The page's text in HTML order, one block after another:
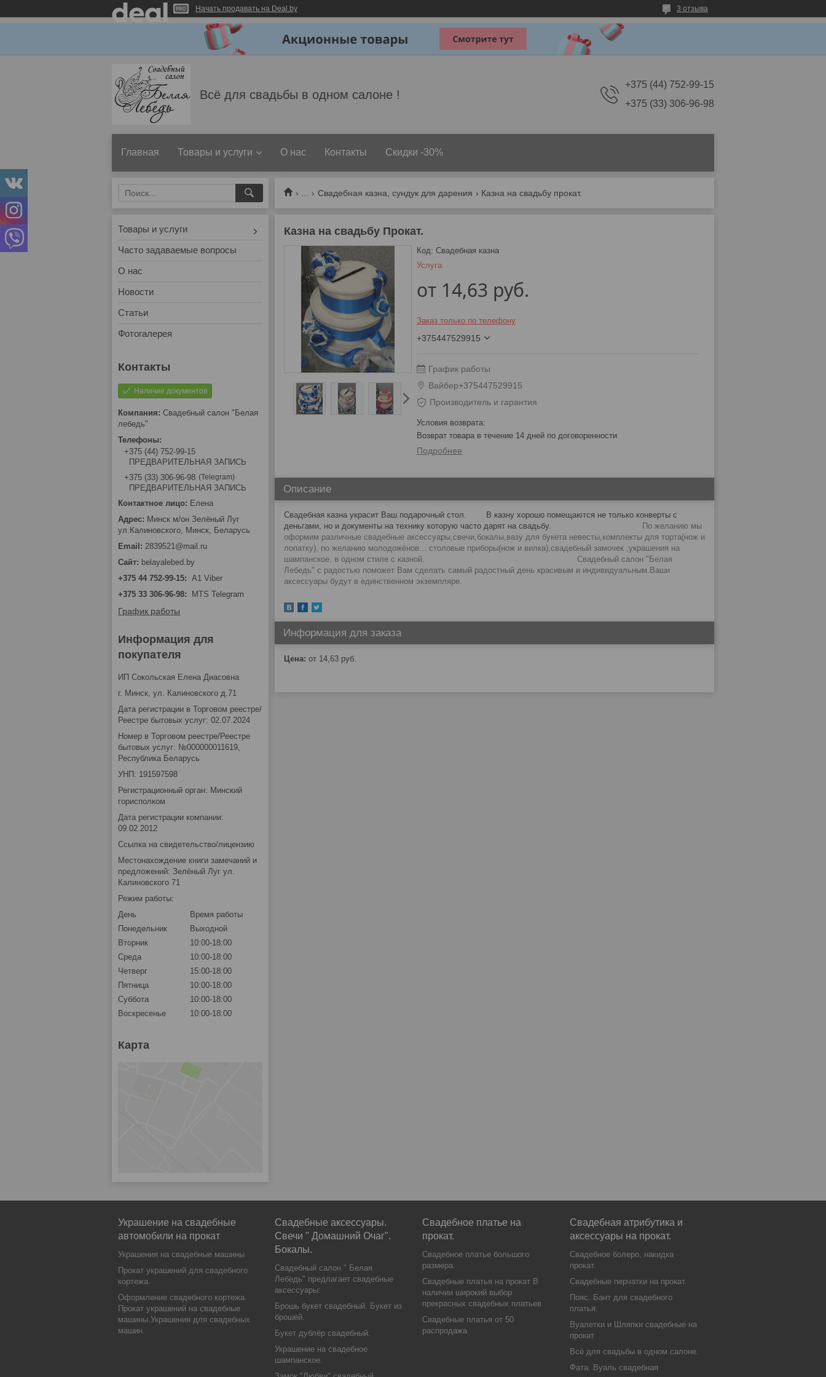
Начать продавать на Deal.by 3 отзыва
Всё для свадьбы в одном салоне !
+375 (44) 752-99-15
+375 (33) 306-96-98
Главная Товары и услуги О нас Контакты Скидки -30%
Свадебная казна, сундук для дарения Казна на свадьбу прокат.
Казна на свадьбу Прокат.
Услуга
Код: Свадебная казна
от 14,63 руб.
Заказ только по телефону
+375447529915
График работы
Вайбер+375447529915
Производитель и гарантия
возврат товара в течение 14 дней по договоренности
Подробнее
Описание
Свадебная казна украсит Ваш подарочный стол. В казну хорошо помещаются не только конверты с
деньгами, но и документы на технику которую часто дарят на свадьбу.
По желанию мы
оформим различные свадебные аксессуары,свечи,бокалы,вазу для букета невесты,комплекты для торта(нож и
лопатку), по желанию молодожёнов... столовые приборы(нож и вилка),свадебный замочек ,украшения на
шампанское, в одном стиле с казной. Свадебный салон "Белая
Лебедь" с радостью поможет Вам сделать самый радостный день красивым и индивидуальным.Ваши
аксессуары будут в единственном экземпляре.
Информация для заказа
Цена: от 14,63 руб.
Товары и услуги
Часто задаваемые вопросы
О нас
Новости
Статьи
Фотогалерея
Наличие документов
Свадебный салон "Белая
лебедь"
+375 (44) 752-99-15
ПРЕДВАРИТЕЛЬНАЯ ЗАПИСЬ
+375 (33) 306-96-98
Telegram
ПРЕДВАРИТЕЛЬНАЯ ЗАПИСЬ
Елена
Минск м/он Зелёный Луг
ул.Калиновского, Минск, Беларусь
2839521@mail.ru
belayalebed.by
+375 44 752-99-15
A1 Viber
+375 33 306-96-98
MTS Telegram
График работы
Информация для
покупателя
ИП Сокольская Елена Диасовна
г. Минск, ул. Калиновского д.71
Дата регистрации в Торговом реестре/
Реестре бытовых услуг: 02.07.2024
Номер в Торговом реестре/Реестре
бытовых услуг: №000000011619,
Республика Беларусь
УНП: 191597598
Регистрационный орган: Минский
горисполком
Дата регистрации компании:
09.02.2012
Ссылка на свидетельство/лицензию
Местонахождение книги замечаний и
предложений: Зелёный Луг ул.
Калиновского 71
Режим работы:
День
Время работы
Понедельник
Выходной
Вторник
10:00-18:00
Среда
10:00-18:00
Четверг
15:00-18:00
Пятница
10:00-18:00
Суббота
10:00-18:00
Воскресенье
10:00-18:00
Карта
Украшение на свадебные
автомобили на прокат
Украшения на свадебные машины
Прокат украшений для свадебного
кортежа.
Оформление свадебного кортежа.
Прокат украшений на свадебные
машины.Украшения для свадебных
машин.
Свадебные аксессуары.
Свечи " Домашний Очаг".
Бокалы.
Свадебный салон " Белая
Лебедь" предлагает свадебные
аксессуары:
Брошь букет свадебный. Букет из
брошей.
Букет дублёр свадебный.
Украшение на свадебное
шампанское.
Свадебное платье на
прокат.
Свадебное платье большого
размера.
Свадебные платья на прокат В
наличии широкий выбор
прекрасных свадебных платьев
Свадебные платья от 50
распродажа
Свадебная атрибутика и
аксессуары на прокат.
Свадебное болеро, накидка
прокат.
Свадебные перчатки на прокат.
Пояс. Бант для свадебного
платья.
Вуалетки и Шляпки свадебные на
прокат
Всё для свадьбы в одном салоне.
Фата. Вуаль свадебная